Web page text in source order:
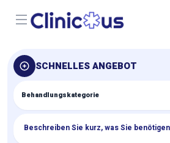
Open menu
SCHNELLES ANGEBOT